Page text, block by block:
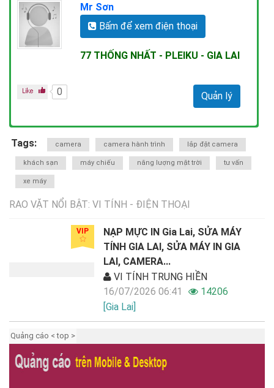
Mr Sơn
Bấm để xem điện thoại
77 THỐNG NHẤT - PLEIKU - GIA LAI
Quản lý
0
Tags: camera camera hành trình lắp đặt camera
khách sạn máy chiếu năng lượng mặt trời tư vấn
xe máy
RAO VẶT NỔI BẬT: VI TÍNH - ĐIỆN THOẠI
VIP
NẠP MỰC IN Gia Lai, SỬA MÁY
TÍNH GIA LAI, SỬA MÁY IN GIA
LAI, CAMERA...
VI TÍNH TRUNG HIỀN
16/07/2026 06:41
14206
[Gia Lai]
Quảng cáo < top >